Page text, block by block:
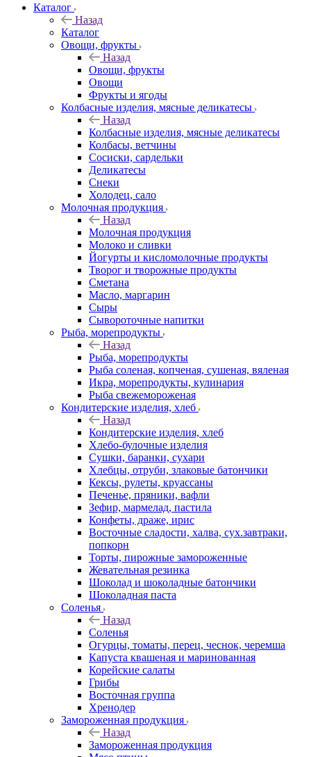
Каталог
Назад
Каталог
Овощи, фрукты
Назад
Овощи, фрукты
Овощи
Фрукты и ягоды
Колбасные изделия, мясные деликатесы
Назад
Колбасные изделия, мясные деликатесы
Колбасы, ветчины
Сосиски, сардельки
Деликатесы
Снеки
Холодец, сало
Молочная продукция
Назад
Молочная продукция
Молоко и сливки
Йогурты и кисломолочные продукты
Творог и творожные продукты
Сметана
Масло, маргарин
Сыры
Сывороточные напитки
Рыба, морепродукты
Назад
Рыба, морепродукты
Рыба соленая, копченая, сушеная, вяленая
Икра, морепродукты, кулинария
Рыба свежемороженая
Кондитерские изделия, хлеб
Назад
Кондитерские изделия, хлеб
Хлебо-булочные изделия
Сушки, баранки, сухари
Хлебцы, отруби, злаковые батончики
Кексы, рулеты, круассаны
Печенье, пряники, вафли
Зефир, мармелад, пастила
Конфеты, драже, ирис
Восточные сладости, халва, сух.завтраки,
попкорн
Торты, пирожные замороженные
Жевательная резинка
Шоколад и шоколадные батончики
Шоколадная паста
Соленья
Назад
Соленья
Огурцы, томаты, перец, чеснок, черемша
Капуста квашеная и маринованная
Корейские салаты
Грибы
Восточная группа
Хренодер
Замороженная продукция
Назад
Замороженная продукция